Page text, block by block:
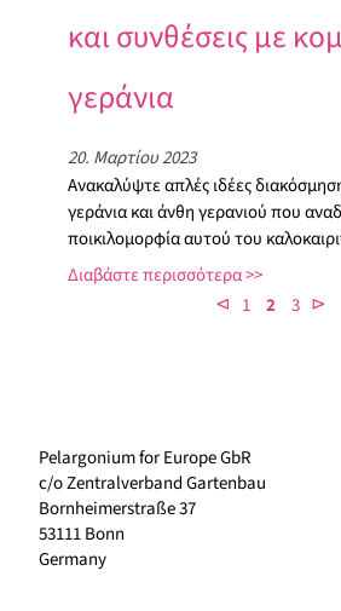
και συνθέσεις με
γεράνια
20. Μαρτίου 2023
Ανακαλύψτε απλές ιδέες
γεράνια και άνθη γερανιού που
ποικιλομορφία αυτού του
Διαβάστε περισσότερα
⊲ 1 2 3 ⊳
Pelargonium for Europe GbR
c/o Zentralverband Gartenbau
Bornheimerstraße 37
53111 Bonn
Germany